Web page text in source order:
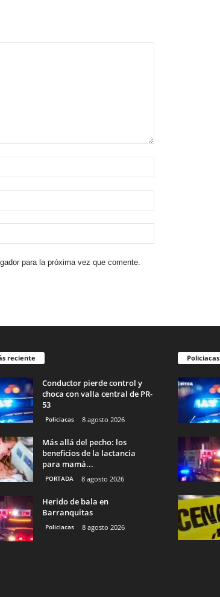
para la próxima vez que comente.
reciente
Conductor pierde control y
choca con valla central de PR-
53
Policiacas 8 agosto 2026
Más allá del pecho: los
beneficios de la lactancia
para mamá...
PORTADA 8 agosto 2026
Herido de bala en
Barranquitas
Policiacas 8 agosto 2026
Policiacas